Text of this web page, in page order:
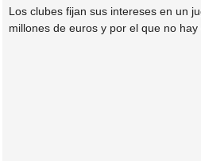
Los clubes fijan sus intereses en un
millones de euros y por el que no